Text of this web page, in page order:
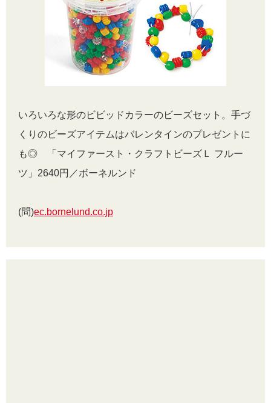
いろいろな形のビビッドカラーのビーズセット。手づ
くりのビーズアイテムはバレンタインのプレゼントに
も◎ 「マイファースト・クラフトビーズＬ フルー
ツ」2640円／ボーネルンド
(問)ec.bornelund.co.jp